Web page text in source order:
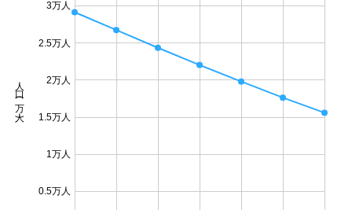
0.5万人
1万人
1.5万人
2万人
2.5万人
3万人
人口 (万人)